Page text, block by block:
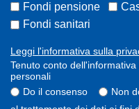
Fondi pensione
Fondi sanitari
Leggi l'informativa sulla
Tenuto conto
personali
Do il consenso
Non